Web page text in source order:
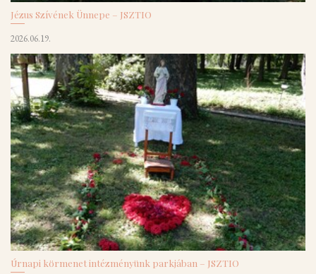
Jézus Szívének Ünnepe – JSZTIO
2026.06.19.
Úrnapi körmenet intézményünk parkjában – JSZTIO